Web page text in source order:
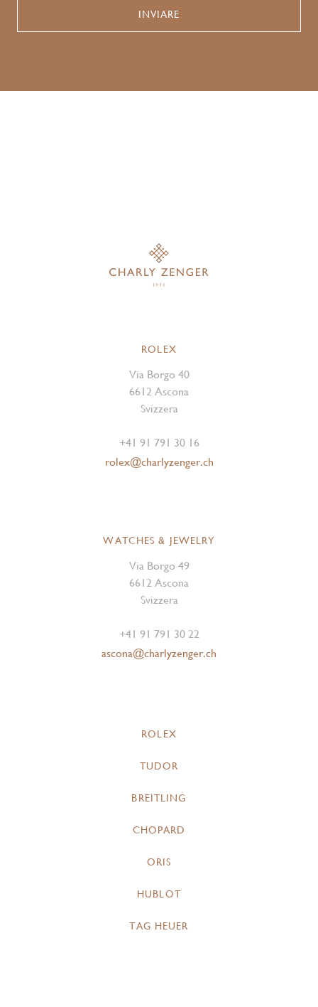
ROLEX
Via Borgo 40
6612 Ascona
Svizzera
+41 91 791 30 16
rolex@charlyzenger.ch
WATCHES & JEWELRY
Via Borgo 49
6612 Ascona
Svizzera
+41 91 791 30 22
ascona@charlyzenger.ch
ROLEX
TUDOR
BREITLING
CHOPARD
ORIS
HUBLOT
TAG HEUER